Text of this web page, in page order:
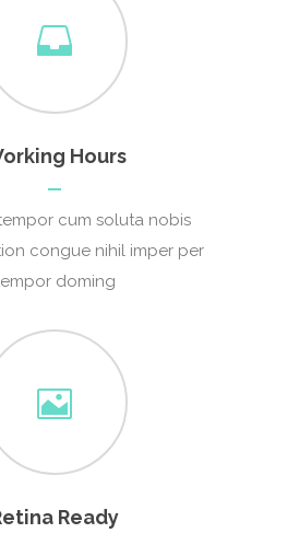
Hours
cum soluta nobis
congue nihil imper per
doming
Ready